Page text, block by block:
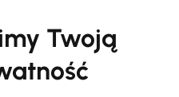
Twoją